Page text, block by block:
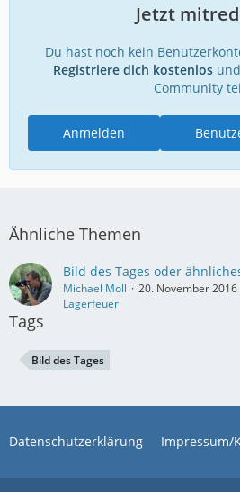
Jetzt
Du hast noch kein
Registriere dich kostenlos
Community
Anmelden
Ähnliche Themen
Bild des Tages oder
Michael Moll
20. November 2016
Lagerfeuer
Tags
Bild des Tages
Datenschutzerklärung Impressum/